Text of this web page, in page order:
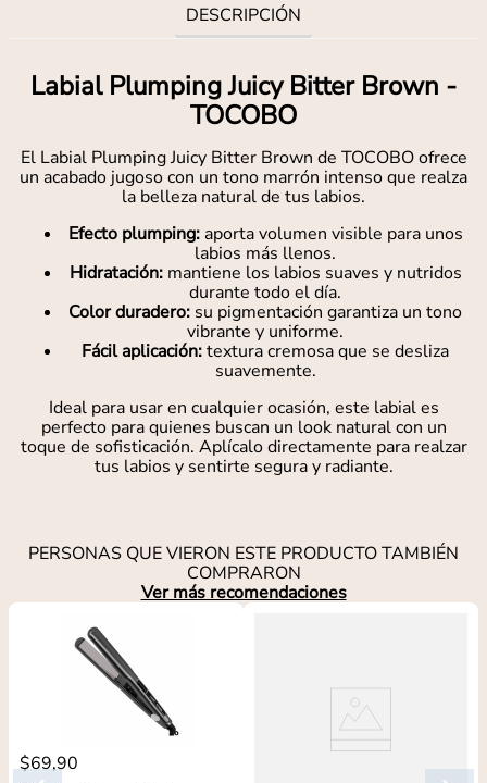
DESCRIPCIÓN
Labial Plumping Juicy Bitter Brown -
TOCOBO
El Labial Plumping Juicy Bitter Brown de TOCOBO ofrece
un acabado jugoso con un tono marrón intenso que realza
la belleza natural de tus labios.
Efecto plumping:aporta volumen visible para unos
labios más llenos.
Hidratación:mantiene los labios suaves y nutridos
durante todo el día.
Color duradero: su pigmentación garantiza un tono
vibrante y uniforme.
Fácil aplicación:textura cremosa que se desliza
suavemente.
Ideal para usar en cualquier ocasión, este labial es
perfecto para quienes buscan un look natural con un
toque de sofisticación. Aplícalo directamente para realzar
tus labios y sentirte segura y radiante.
PERSONAS QUE VIERON ESTE PRODUCTO TAMBIÉN
COMPRARON
Ver más recomendaciones
$69,90